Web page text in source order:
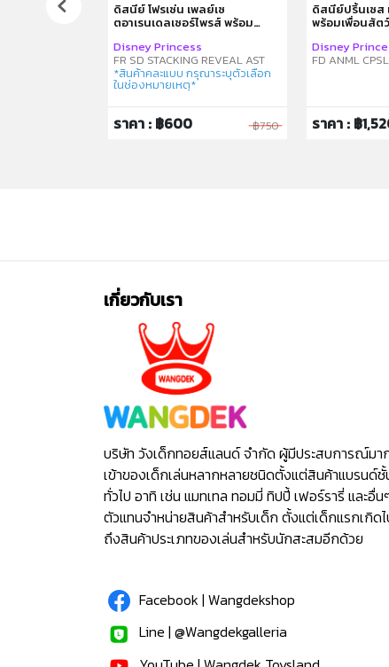
ดิสนีย์ โฟรเซ่น เพลย์เซ
ตอาเรนเดลเซอร์ไพรส์ พร้อม
Disney Princess
FR SD STACKING REVEAL AST
*สินค้าคละแบบ กรุณาระบุตัวเลือก
ในช่องหมายเหตุ*
ราคา : ฿600 ฿750
ดิสนีย์ปริ้นเซส
พร้อมเพื่อนสัต
Disney
FD ANML
ราคา : ฿
เกี่ยวกับเรา
บริษัท วังเด็กทอยส์แลนด์ จำกัด ผู้มีประสบการณ์มา
เข้าของเด็กเล่นหลากหลายชนิดตั้งแต่สินค้าแบรนด์
ทั่วไป อาทิ เช่น แมทเทล ทอมมี่ ทิปปี้ เฟอร์รารี่ และอื่
ตัวแทนจำหน่ายสินค้าสำหรับเด็ก ตั้งแต่เด็กแรกเกิด
ถึงสินค้าประเภทของเล่นสำหรับนักสะสมอีกด้วย
Facebook | Wangdekshop
Line | @Wangdekgalleria